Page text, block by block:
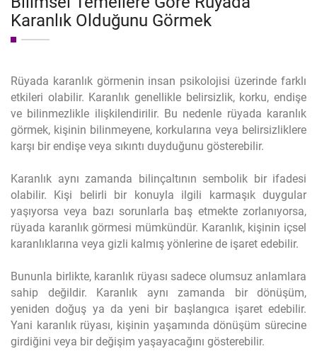
Karanlık Olduğunu Görmek
Rüyada karanlık görmenin insan psikolojisi üzerinde farklı
etkileri olabilir. Karanlık genellikle belirsizlik, korku, endişe
ve bilinmezlikle ilişkilendirilir. Bu nedenle rüyada karanlık
görmek, kişinin bilinmeyene, korkularına veya belirsizliklere
karşı bir endişe veya sıkıntı duyduğunu gösterebilir.
Karanlık aynı zamanda bilinçaltının sembolik bir ifadesi
olabilir. Kişi belirli bir konuyla ilgili karmaşık duygular
yaşıyorsa veya bazı sorunlarla baş etmekte zorlanıyorsa,
rüyada karanlık görmesi mümkündür. Karanlık, kişinin içsel
karanlıklarına veya gizli kalmış yönlerine de işaret edebilir.
Bununla birlikte, karanlık rüyası sadece olumsuz anlamlara
sahip değildir. Karanlık aynı zamanda bir dönüşüm,
yeniden doğuş ya da yeni bir başlangıca işaret edebilir.
Yani karanlık rüyası, kişinin yaşamında dönüşüm sürecine
girdiğini veya bir değişim yaşayacağını gösterebilir.